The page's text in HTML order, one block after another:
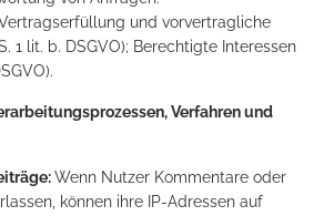
und vorvertragliche
1 lit. b. DSGVO); Berechtigte Interessen
Verfahren und
Wenn Nutzer Kommentare oder
können ihre IP-Adressen auf